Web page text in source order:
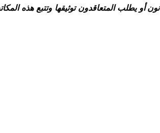
أو يطلب المتعاقدون توثيقها وتتبع هذه